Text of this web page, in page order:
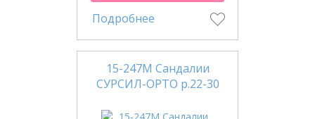
Подробнее
15-247М Сандалии
СУРСИЛ-ОРТО р.22-30